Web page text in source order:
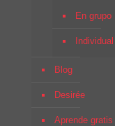
En grupo
Individual
Blog
Desirée
Aprende gratis